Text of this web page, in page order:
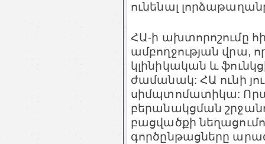
ունենալ
ՀԱ-ի ախտորոշումը
ամբողջության վրա,
կլինիկական և
ժամանակ: ՀԱ ունի
սիմպտոմատիկա:
բերանակցման
բացվածքի
գործընթացները